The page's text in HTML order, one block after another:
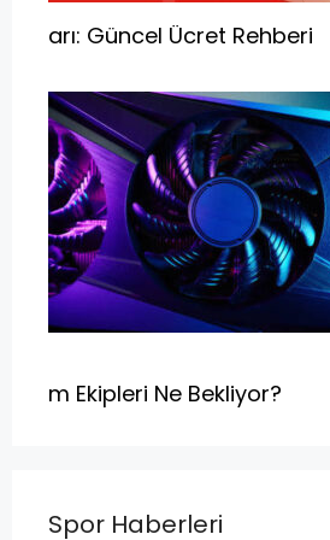
arı: Güncel Ücret Rehberi
m Ekipleri Ne Bekliyor?
Spor Haberleri